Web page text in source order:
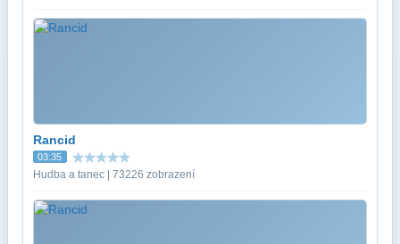
Rancid
03:35
Hudba a tanec | 73226 zobrazení